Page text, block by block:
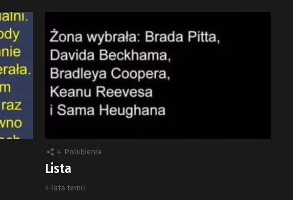
4 Polubienia
Lista
4 lata temu